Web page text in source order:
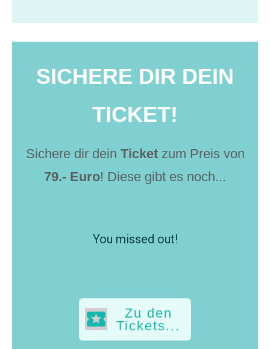
SICHERE DIR DEIN
TICKET!
Sichere dir dein Ticketzum Preis von
79.- Euro! Diese gibt es noch...
You missed out!
Zu den
Tickets...